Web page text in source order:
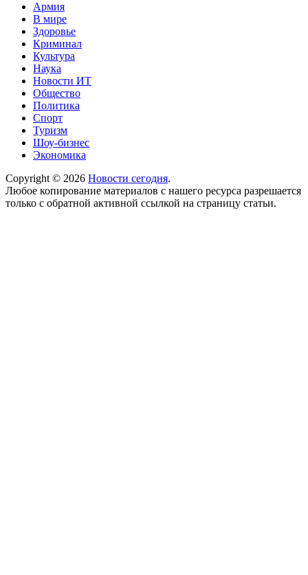
Армия
В мире
Здоровье
Криминал
Культура
Наука
Новости ИТ
Общество
Политика
Спорт
Туризм
Шоу-бизнес
Экономика
Copyright © 2026 Новости сегодня.
Любое копирование материалов с нашего ресурса разрешается
только с обратной активной ссылкой на страницу статьи.